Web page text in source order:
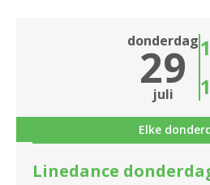
donderdag
29
juli
Elke
Linedance